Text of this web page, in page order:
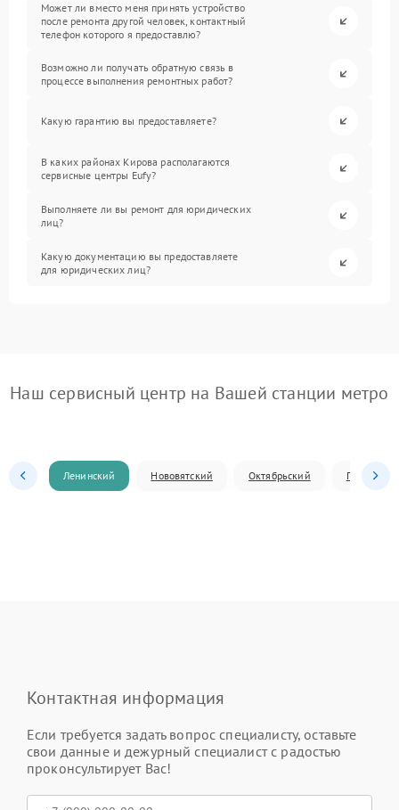
Может ли вместо меня принять устройство
после ремонта другой человек, контактный
телефон которого я предоставлю?
Возможно ли получать обратную связь в
процессе выполнения ремонтных работ?
Какую гарантию вы предоставляете?
В каких районах Кирова располагаются
сервисные центры Eufy?
Выполняете ли вы ремонт для юридических
лиц?
Какую документацию вы предоставляете
для юридических лиц?
Наш сервисный центр на Вашей станции метро
Ленинский Нововятский Октябрьский
Контактная информация
Если требуется задать вопрос специалисту, оставьте
свои данные и дежурный специалист с радостью
проконсультирует Вас!